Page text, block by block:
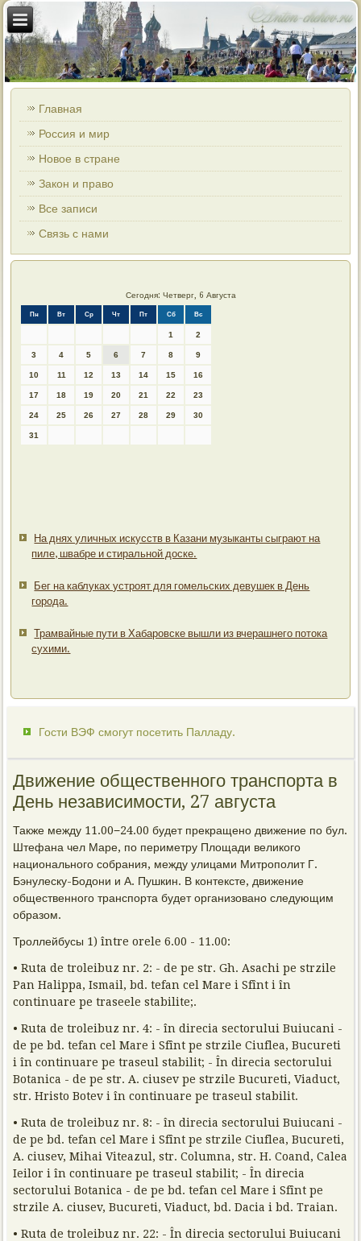
Главная
Россия и мир
Новое в стране
Закон и право
Все записи
Связь с нами
Сегодня: Четверг, 6 Августа
Пн Вт Ср Чт Пт Сб Вс
1 2
3 4 5 6 7 8 9
10 11 12 13 14 15 16
17 18 19 20 21 22 23
24 25 26 27 28 29 30
31
На днях уличных искусств в Казани музыканты сыграют на
пиле, швабре и стиральной доске.
Бег на каблуках устроят для гомельских девушек в День
города.
Трамвайные пути в Хабаровске вышли из вчерашнего потока
сухими.
Гости ВЭФ смогут посетить Палладу.
Движение общественного транспорта в
День независимости, 27 августа
Также между 11.00−24.00 будет прекращено движение по бул.
Штефана чел Маре, по периметру Площади великого
национального собрания, между улицами Митрополит Г.
Бэнулеску-Бодони и А. Пушкин. В контексте, движение
общественного транспорта будет организовано следующим
образом.
Троллейбусы 1) între orele 6.00 - 11.00:
• Ruta de troleibuz nr. 2: - de pe str. Gh. Asachi pe strzile
Pan Halippa, Ismail, bd. tefan cel Mare i Sfînt i în
continuare pe traseele stabilite;.
• Ruta de troleibuz nr. 4: - în direcia sectorului Buiucani -
de pe bd. tefan cel Mare i Sfînt pe strzile Ciuflea, Bucureti
i în continuare pe traseul stabilit; - În direcia sectorului
Botanica - de pe str. A. ciusev pe strzile Bucureti, Viaduct,
str. Hristo Botev i în continuare pe traseul stabilit.
• Ruta de troleibuz nr. 8: - în direcia sectorului Buiucani -
de pe bd. tefan cel Mare i Sfînt pe strzile Ciuflea, Bucureti,
A. ciusev, Mihai Viteazul, str. Columna, str. H. Coand, Calea
Ieilor i în continuare pe traseul stabilit; - În direcia
sectorului Botanica - de pe bd. tefan cel Mare i Sfînt pe
strzile A. ciusev, Bucureti, Viaduct, bd. Dacia i bd. Traian.
• Ruta de troleibuz nr. 22: - În direcia sectorului Buiucani